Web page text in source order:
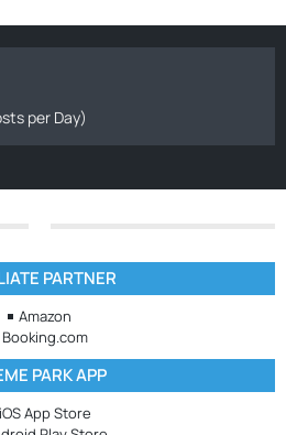
per Day)
PARTNER
Amazon
Booking.com
PARK APP
iOS App Store